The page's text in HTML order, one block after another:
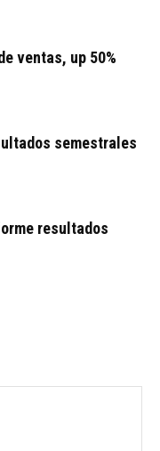
ventas, up 50%
semestrales
resultados